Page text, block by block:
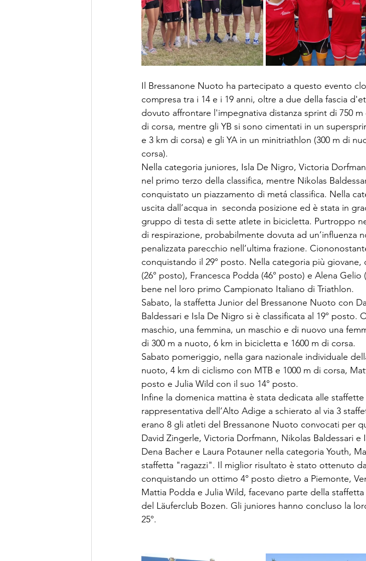
Il Bressanone Nuoto ha partecipato a questo evento
compresa tra i 14 e i 19 anni, oltre a due della fascia
dovuto affrontare l'impegnativa distanza sprint di 750
di corsa, mentre gli YB si sono cimentati in un
e 3 km di corsa) e gli YA in un minitriathlon (300 m di
corsa).
Nella categoria juniores, Isla De Nigro, Victoria
nel primo terzo della classifica, mentre Nikolas
conquistato un piazzamento di metá classifica. Nella
uscita dall’acqua in  seconda posizione ed è stata in
gruppo di testa di sette atlete in bicicletta. Purtroppo
di respirazione, probabilmente dovuta ad un’influenza
penalizzata parecchio nell’ultima frazione.
conquistando il 29° posto. Nella categoria più giovane,
(26° posto), Francesca Podda (46° posto) e Alena
bene nel loro primo Campionato Italiano di Triathlon.
Sabato, la staffetta Junior del Bressanone Nuoto con
Baldessari e Isla De Nigro si è classificata al 19° posto.
maschio, una femmina, un maschio e di nuovo una
di 300 m a nuoto, 6 km in bicicletta e 1600 m di corsa.
Sabato pomeriggio, nella gara nazionale individuale
nuoto, 4 km di ciclismo con MTB e 1000 m di corsa,
posto e Julia Wild con il suo 14° posto.
Infine la domenica mattina è stata dedicata alle
rappresentativa dell’Alto Adige a schierato al via 3
erano 8 gli atleti del Bressanone Nuoto convocati per
David Zingerle, Victoria Dorfmann, Nikolas Baldessari
Dena Bacher e Laura Potauner nella categoria Youth,
staffetta "ragazzi". Il miglior risultato è stato ottenuto
conquistando un ottimo 4° posto dietro a Piemonte,
Mattia Podda e Julia Wild, facevano parte della
del Läuferclub Bozen. Gli juniores hanno concluso la
25°.